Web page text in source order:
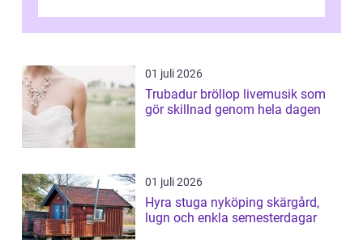
01 juli 2026
Trubadur bröllop livemusik som
gör skillnad genom hela dagen
01 juli 2026
Hyra stuga nyköping skärgård,
lugn och enkla semesterdagar